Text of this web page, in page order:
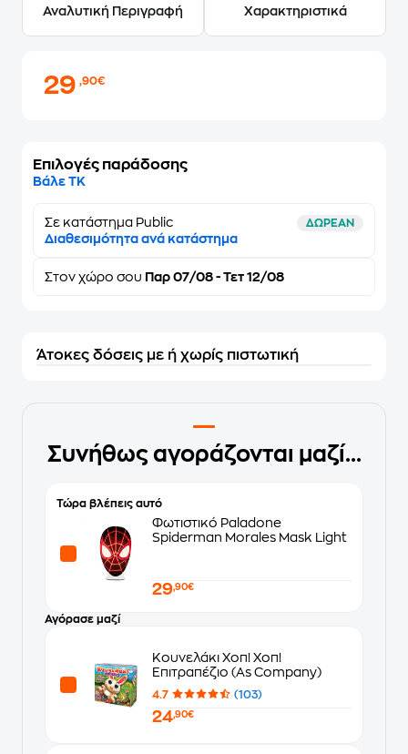
Αναλυτική Περιγραφή Χαρακτηριστικά
29,90€
Επιλογές παράδοσης
Βάλε ΤΚ
Σε κατάστημα Public ΔΩΡΕΑΝ
Διαθεσιμότητα ανά κατάστημα
Στον χώρο σου Παρ 07/08 - Τετ 12/08
Άτοκες δόσεις με ή χωρίς πιστωτική
Συνήθως αγοράζονται μαζί...
Τώρα βλέπεις αυτό
Φωτιστικό Paladone
Spiderman Morales Mask Light
29,90€
Αγόρασε μαζί
Κουνελάκι Χοπ! Χοπ!
Επιτραπέζιο (As Company)
4.7 (103)
24,90€